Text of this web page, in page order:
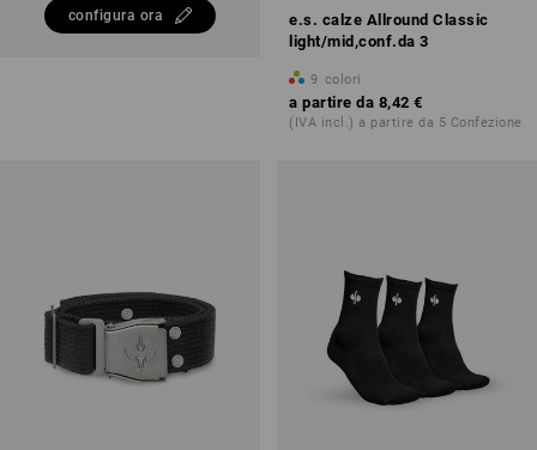
configura ora
e.s. calze Allround Classic
light/mid,conf.da 3
9 colori
a partire da 8,42 €
(IVA incl.) a partire da 5 Confezione